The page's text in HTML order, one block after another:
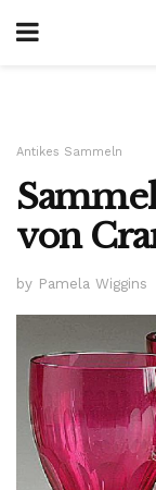
Antikes Sammeln
von
by Pamela Wiggins